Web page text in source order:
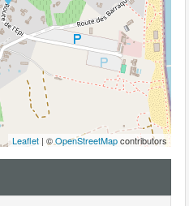
Leaflet | ©OpenStreetMapcontributors